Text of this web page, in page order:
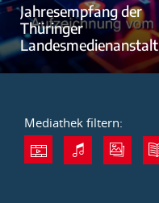
Jahresempfang der
Thüringer
Landesmedienanstalt
Mediathek filtern: